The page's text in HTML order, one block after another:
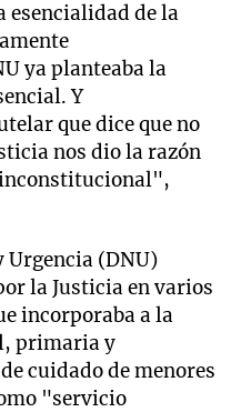
esencialidad de la
ya planteaba la
Y
que dice que no
nos dio la razón
inconstitucional",
Urgencia (DNU)
la Justicia en varios
incorporaba a la
primaria y
cuidado de menores
"servicio